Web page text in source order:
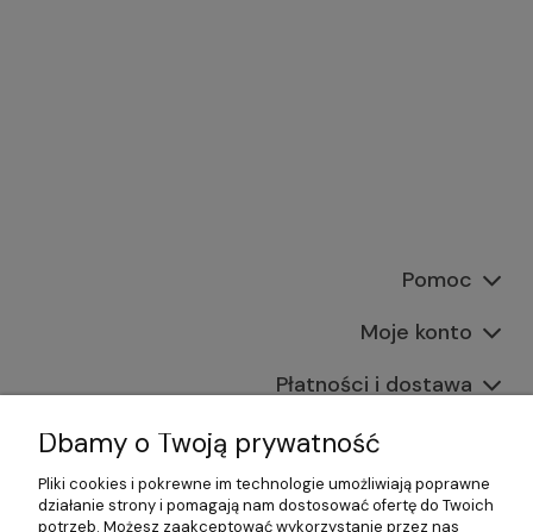
Pomoc
Moje konto
Płatności i dostawa
Informacje
O nas
Dbamy o Twoją prywatność
Pliki cookies i pokrewne im technologie umożliwiają poprawne
działanie strony i pomagają nam dostosować ofertę do Twoich
potrzeb. Możesz zaakceptować wykorzystanie przez nas